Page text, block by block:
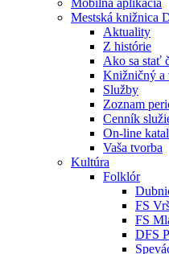
Mobilná aplikácia
Mestská knižnica
Aktuality
Z histórie
Ako sa stať
Knižničný a
Služby
Zoznam
Cenník
On-line
Vaša tvorba
Kultúra
Folklór
FS
FS
DFS